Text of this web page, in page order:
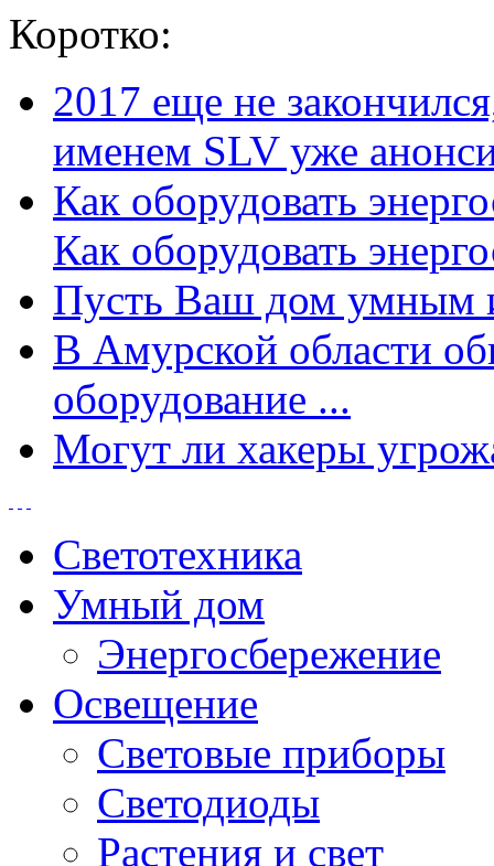
Коротко:
2017 еще не
именем SLV уже
Как оборудовать
Как оборудовать
Пусть Ваш дом умным
В Амурской области
оборудование ...
Могут ли хакеры
Светотехника
Умный дом
Энергосбережение
Освещение
Световые приборы
Светодиоды
Растения и свет